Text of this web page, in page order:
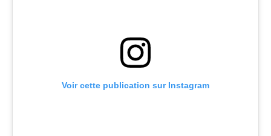
Voir cette publication sur Instagram